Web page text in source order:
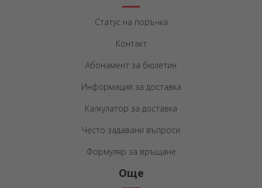
Статус на поръчка
Контакт
Абонамент за бюлетин
Информация за доставка
Калкулатор за доставка
Често задавани въпроси
Формуляр за връщане
Още